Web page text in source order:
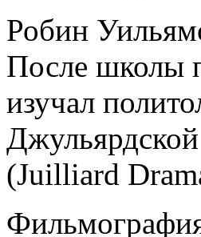
Робин
После школы
изучал
Джульярдской
(Juilliard